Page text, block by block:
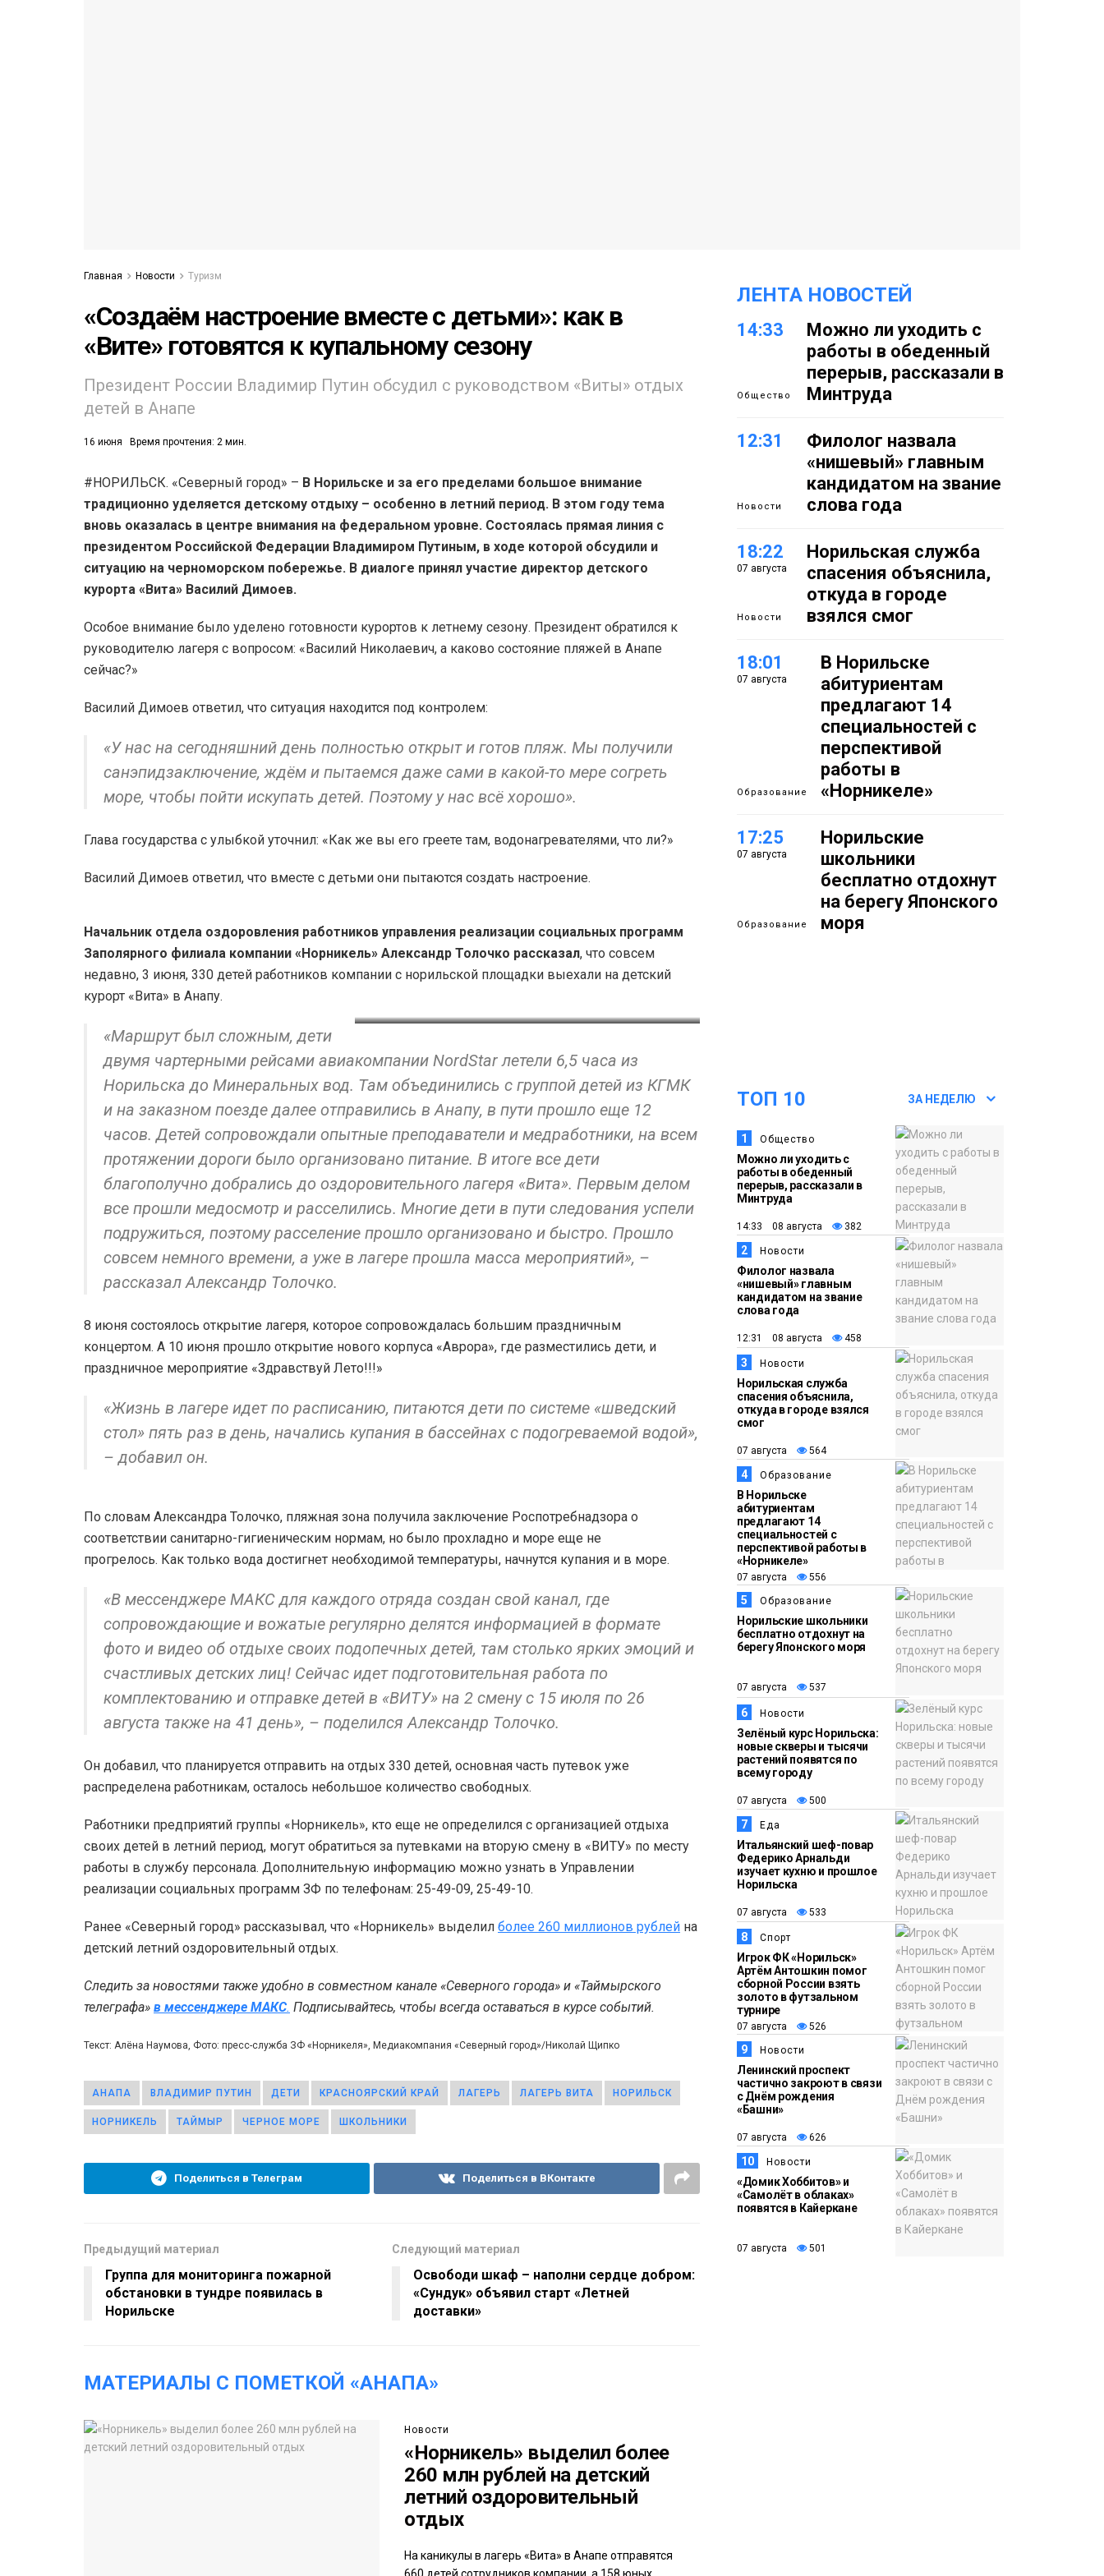
Главная Новости Туризм
«Создаём настроение вместе с детьми»: как в
«Вите» готовятся к купальному сезону
Президент России Владимир Путин обсудил с руководством «Виты» отдых
детей в Анапе
16 июня Время прочтения: 2 мин.
#НОРИЛЬСК. «Северный город» – В Норильске и за его пределами большое внимание
традиционно уделяется детскому отдыху – особенно в летний период. В этом году тема
вновь оказалась в центре внимания на федеральном уровне. Состоялась прямая линия с
президентом Российской Федерации Владимиром Путиным, в ходе которой обсудили и
ситуацию на черноморском побережье. В диалоге принял участие директор детского
курорта «Вита» Василий Димоев.
Особое внимание было уделено готовности курортов к летнему сезону. Президент обратился к
руководителю лагеря с вопросом: «Василий Николаевич, а каково состояние пляжей в Анапе
сейчас?»
Василий Димоев ответил, что ситуация находится под контролем:
«У нас на сегодняшний день полностью открыт и готов пляж. Мы получили
санэпидзаключение, ждём и пытаемся даже сами в какой-то мере согреть
море, чтобы пойти искупать детей. Поэтому у нас всё хорошо».
Глава государства с улыбкой уточнил: «Как же вы его греете там, водонагревателями, что ли?»
Василий Димоев ответил, что вместе с детьми они пытаются создать настроение.
Начальник отдела оздоровления работников управления реализации социальных программ
Заполярного филиала компании «Норникель» Александр Толочко рассказал, что совсем
недавно, 3 июня, 330 детей работников компании с норильской площадки выехали на детский
курорт «Вита» в Анапу.
Александр Толочко
«Маршрут был сложным, дети
двумя чартерными рейсами авиакомпании NordStar летели 6,5 часа из
Норильска до Минеральных вод. Там объединились с группой детей из КГМК
и на заказном поезде далее отправились в Анапу, в пути прошло еще 12
часов. Детей сопровождали опытные преподаватели и медработники, на всем
протяжении дороги было организовано питание. В итоге все дети
благополучно добрались до оздоровительного лагеря «Вита». Первым делом
все прошли медосмотр и расселились. Многие дети в пути следования успели
подружиться, поэтому расселение прошло организовано и быстро. Прошло
совсем немного времени, а уже в лагере прошла масса мероприятий», –
рассказал Александр Толочко.
8 июня состоялось открытие лагеря, которое сопровождалась большим праздничным
концертом. А 10 июня прошло открытие нового корпуса «Аврора», где разместились дети, и
праздничное мероприятие «Здравствуй Лето!!!»
«Жизнь в лагере идет по расписанию, питаются дети по системе «шведский
стол» пять раз в день, начались купания в бассейнах с подогреваемой водой»,
– добавил он.
По словам Александра Толочко, пляжная зона получила заключение Роспотребнадзора о
соответствии санитарно-гигиеническим нормам, но было прохладно и море еще не
прогрелось. Как только вода достигнет необходимой температуры, начнутся купания и в море.
«В мессенджере МАКС для каждого отряда создан свой канал, где
сопровождающие и вожатые регулярно делятся информацией в формате
фото и видео об отдыхе своих подопечных детей, там столько ярких эмоций и
счастливых детских лиц! Сейчас идет подготовительная работа по
комплектованию и отправке детей в «ВИТУ» на 2 смену с 15 июля по 26
августа также на 41 день», – поделился Александр Толочко.
Он добавил, что планируется отправить на отдых 330 детей, основная часть путевок уже
распределена работникам, осталось небольшое количество свободных.
Работники предприятий группы «Норникель», кто еще не определился с организацией отдыха
своих детей в летний период, могут обратиться за путевками на вторую смену в «ВИТУ» по месту
работы в службу персонала. Дополнительную информацию можно узнать в Управлении
реализации социальных программ ЗФ по телефонам: 25-49-09, 25-49-10.
Ранее «Северный город» рассказывал, что «Норникель» выделил более 260 миллионов рублей на
детский летний оздоровительный отдых.
Следить за новостями также удобно в совместном канале «Северного города» и «Таймырского
телеграфа» в мессенджере MAКС. Подписывайтесь, чтобы всегда оставаться в курсе событий.
Текст: Алёна Наумова, Фото: пресс-служба ЗФ «Норникеля», Медиакомпания «Северный город»/Николай Щипко
АНАПА ВЛАДИМИР ПУТИН ДЕТИ КРАСНОЯРСКИЙ КРАЙ ЛАГЕРЬ ЛАГЕРЬ ВИТА НОРИЛЬСК
НОРНИКЕЛЬ ТАЙМЫР ЧЕРНОЕ МОРЕ ШКОЛЬНИКИ
Поделиться в Телеграм Поделиться в ВКонтакте
Предыдущий материал
Группа для мониторинга пожарной
обстановки в тундре появилась в
Норильске
Следующий материал
Освободи шкаф – наполни сердце добром:
«Сундук» объявил старт «Летней
доставки»
МАТЕРИАЛЫ С ПОМЕТКОЙ «АНАПА»
Новости
«Норникель» выделил более
260 млн рублей на детский
летний оздоровительный
отдых
На каникулы в лагерь «Вита» в Анапе отправятся
ЛЕНТА НОВОСТЕЙ
14:33
Общество
Можно ли уходить с
работы в обеденный
перерыв, рассказали в
Минтруда
12:31
Новости
Филолог назвала
«нишевый» главным
кандидатом на звание
слова года
18:22
07 августа
Новости
Норильская служба
спасения объяснила,
откуда в городе
взялся смог
18:01
07 августа
Образование
В Норильске
абитуриентам
предлагают 14
специальностей с
перспективой
работы в
«Норникеле»
17:25
07 августа
Образование
Норильские
школьники
бесплатно отдохнут
на берегу Японского
моря
15:56
Еда
Итальянский шеф-
повар Федерико
Арнальди изучает
кухню и прошлое
Норильска
15:11
07 августа
Игрок ФК «Норильск»
Артём Антошкин
помог сборной России
взять золото в
футзальном турнире
14:30
07 августа
Ленинский проспект
частично закроют в
связи с Днём
рождения «Башни»
13:59
07 августа
Новости
«Домик Хоббитов» и
«Самолёт в облаках»
появятся в Кайеркане
ТОП 10 ЗА НЕДЕЛЮ
1 Общество
Можно ли уходить с
работы в обеденный
перерыв, рассказали в
Минтруда
14:33 08 августа 382
2 Новости
Филолог назвала
«нишевый» главным
кандидатом на звание
слова года
12:31 08 августа 458
3 Новости
Норильская служба
спасения объяснила,
откуда в городе взялся
смог
07 августа 564
4 Образование
В Норильске
абитуриентам
предлагают 14
специальностей с
перспективой работы в
«Норникеле»
07 августа 556
5 Образование
Норильские школьники
бесплатно отдохнут на
берегу Японского моря
07 августа 537
6 Новости
Зелёный курс Норильска:
новые скверы и тысячи
растений появятся по
всему городу
07 августа 500
7 Еда
Итальянский шеф-повар
Федерико Арнальди
изучает кухню и прошлое
Норильска
07 августа 533
8 Спорт
Игрок ФК «Норильск»
Артём Антошкин помог
сборной России взять
золото в футзальном
турнире
07 августа 526
9 Новости
Ленинский проспект
частично закроют в связи
с Днём рождения
«Башни»
07 августа 626
10 Новости
«Домик Хоббитов» и
«Самолёт в облаках»
появятся в Кайеркане
07 августа 501